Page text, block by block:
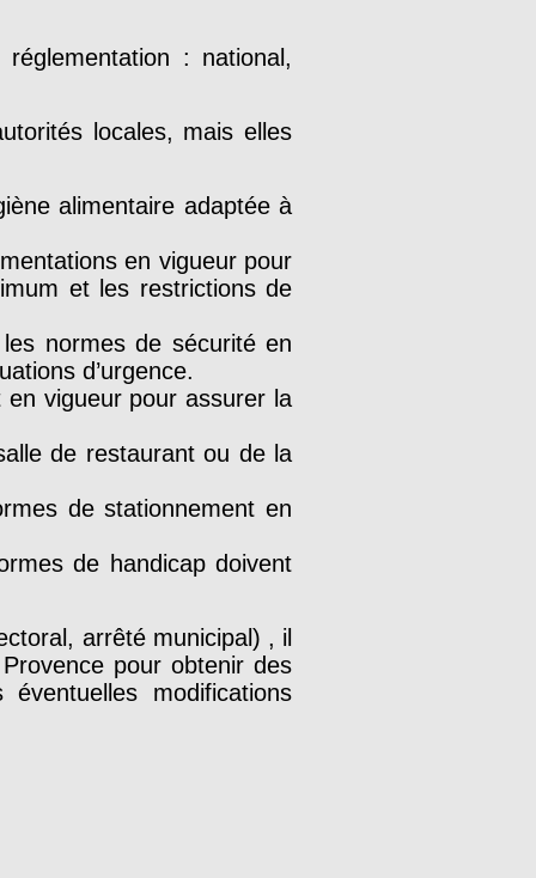
: national,
locales, mais elles
alimentaire adaptée à
en vigueur pour
et les restrictions de
normes de sécurité en
d’urgence.
vigueur pour assurer la
de restaurant ou de la
de stationnement en
de handicap doivent
arrêté municipal) , il
pour obtenir des
modifications